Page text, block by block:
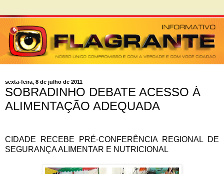
sexta-feira, 8 de julho de 2011
SOBRADINHO DEBATE ACESSO À
ALIMENTAÇÃO ADEQUADA
CIDADE RECEBE PRÉ-CONFERÊNCIA REGIONAL DE
SEGURANÇA ALIMENTAR E NUTRICIONAL